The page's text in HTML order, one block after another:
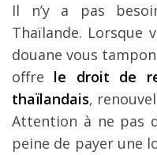
Il n’y a pas
Thaïlande. Lorsque
douane vous
offre le droit de
thaïlandais,
Attention à ne pas
peine de payer une